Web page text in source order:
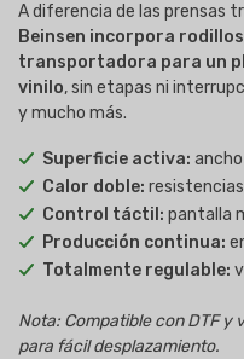
A diferencia de las prensas
Beinsen incorpora
transportadora para un
vinilo, sin etapas ni
y mucho más.
Superficie activa:
Calor doble:
Control táctil: pantalla
Producción continua:
Totalmente regulable:
Nota: Compatible con DTF y
para fácil desplazamiento.